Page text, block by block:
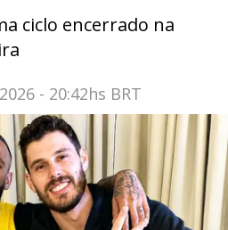
ciclo encerrado na
- 20:42hs BRT